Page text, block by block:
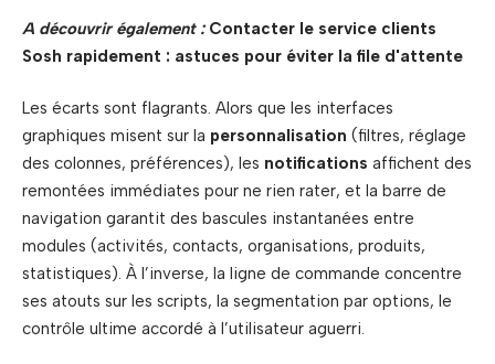
A découvrir également : Contacter le service clients
Sosh rapidement : astuces pour éviter la file d'attente
Les écarts sont flagrants. Alors que les interfaces
graphiques misent sur la personnalisation (filtres, réglage
des colonnes, préférences), les notifications affichent des
remontées immédiates pour ne rien rater, et la barre de
navigation garantit des bascules instantanées entre
modules (activités, contacts, organisations, produits,
statistiques). À l’inverse, la ligne de commande concentre
ses atouts sur les scripts, la segmentation par options, le
contrôle ultime accordé à l’utilisateur aguerri.